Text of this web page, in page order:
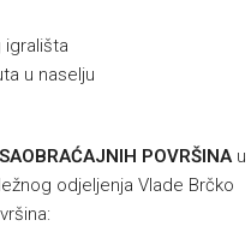
u naselju
POVRŠINAu
odjeljenja Vlade Brčko